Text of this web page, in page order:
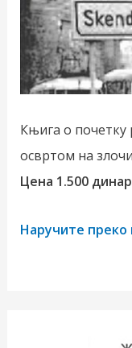
Књига о почетку
освртом на
Цена 1.500
Наручите преко